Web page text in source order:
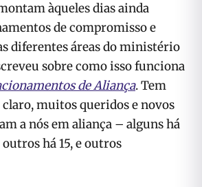
àqueles dias ainda
de compromisso e
diferentes áreas do ministério
sobre como isso funciona
de Aliança. Tem
muitos queridos e novos
a nós em aliança – alguns há
há 15, e outros